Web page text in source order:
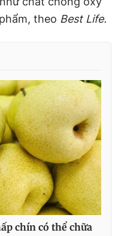
theo Best Life.
chín có thể chữa